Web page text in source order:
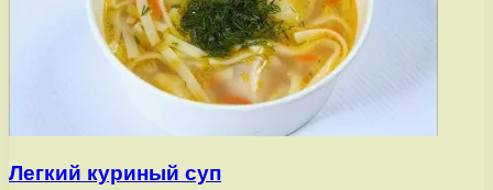
Легкий куриный суп